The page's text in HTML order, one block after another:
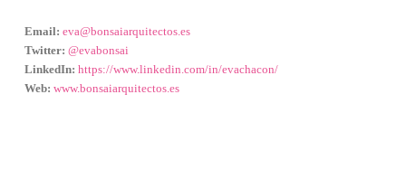
Email: eva@bonsaiarquitectos.es
Twitter: @evabonsai
LinkedIn: https://www.linkedin.com/in/evachacon/
Web: www.bonsaiarquitectos.es